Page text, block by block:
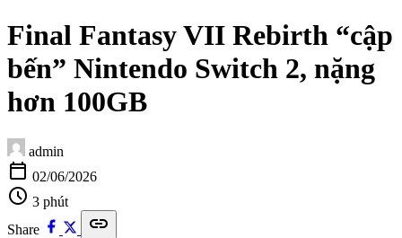
Final Fantasy VII Rebirth “cập
bến” Nintendo Switch 2, nặng
hơn 100GB
admin
calendar_today 02/06/2026
schedule 3 phút
Share
link